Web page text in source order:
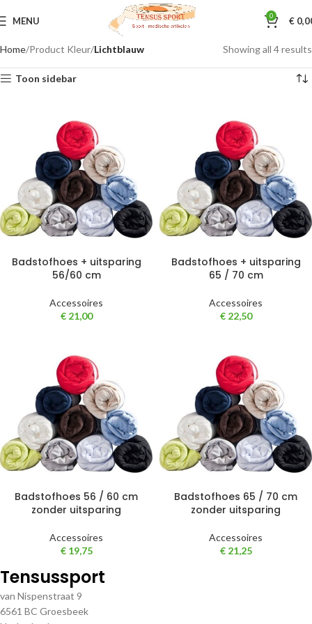
MENU 0 €
Home Product Kleur Lichtblauw Showing all 4 results
Toon sidebar
Badstofhoes + uitsparing
56/60 cm
Accessoires
€21,00
Badstofhoes + uitsparing
65 / 70 cm
Accessoires
€22,50
Badstofhoes 56 / 60 cm
zonder uitsparing
Accessoires
€19,75
Badstofhoes 65 / 70 cm
zonder uitsparing
Accessoires
€21,25
Tensussport
van Nispenstraat 9
6561 BC Groesbeek